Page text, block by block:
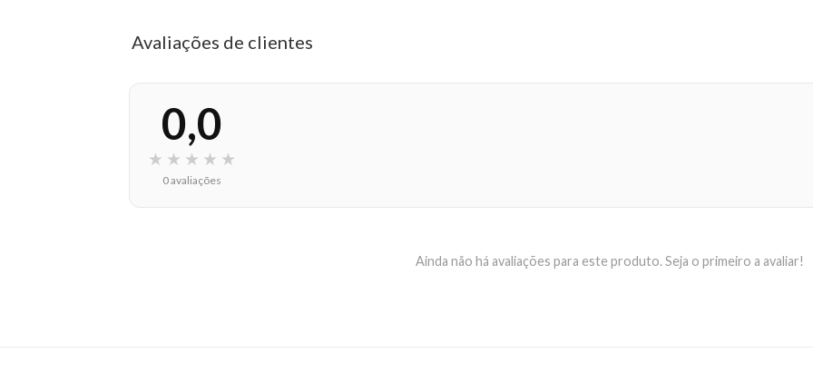
01 - Sombra Luminare Forever Liss - Rosa 3g.
Composição:
TALC, SORBITAN SESQUIOLEATE, MICA, SILICA, BUTYROSPERMUM PARKII BUTTER, ETHYLHEXYL
PHENOXYETHANOL. Pode conter: CI 15850, CI 77019, CI 77491, CI 77492, CI 77499, CI 77510, CI 77891.
Avaliações de clientes
0,0
★ ★ ★ ★ ★
0 avaliações
Ainda não há avaliações para este produto. Seja o primeiro a avaliar!